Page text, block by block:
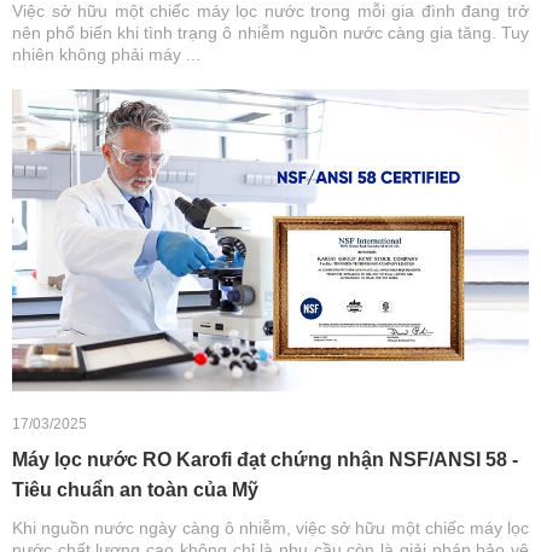
Việc sở hữu một chiếc máy lọc nước trong mỗi gia đình đang trở
nên phổ biến khi tình trạng ô nhiễm nguồn nước càng gia tăng. Tuy
nhiên không phải máy ...
17/03/2025
Máy lọc nước RO Karofi đạt chứng nhận NSF/ANSI 58 -
Tiêu chuẩn an toàn của Mỹ
Khi nguồn nước ngày càng ô nhiễm, việc sở hữu một chiếc máy lọc